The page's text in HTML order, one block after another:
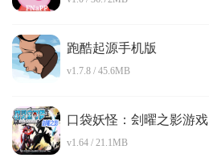
跑酷起源手机版
v1.7.8 / 45.6MB
口袋妖怪：刽曜之影游戏
v1.64 / 21.1MB